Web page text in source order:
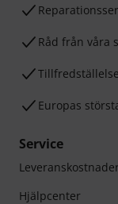
Råd från våra
Europas
Service
Hjälpcenter